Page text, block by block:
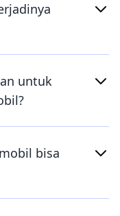
untuk
bisa